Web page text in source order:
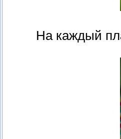
На каждый